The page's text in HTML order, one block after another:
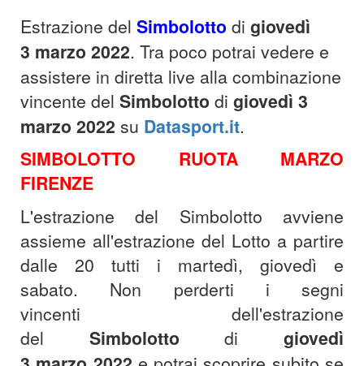
Estrazione del Simbolotto di giovedì
3 marzo 2022. Tra poco potrai vedere e
assistere in diretta live alla combinazione
vincente del Simbolotto di giovedì 3
marzo 2022 su Datasport.it.
SIMBOLOTTO RUOTA MARZO
FIRENZE
L'estrazione del Simbolotto avviene
assieme all'estrazione del Lotto a partire
dalle 20 tutti i martedì, giovedì e
sabato. Non perderti i segni
vincenti dell'estrazione
del Simbolotto digiovedì